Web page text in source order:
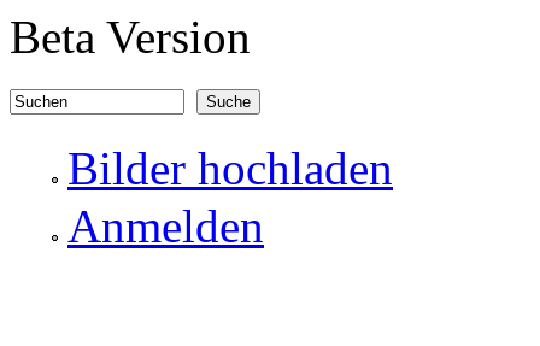
Direkt zum Inhalt
Beta Version
Suchformular
Bilder hochladen
Anmelden